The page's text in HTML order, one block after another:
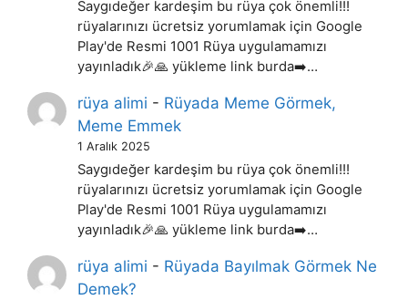
Saygıdeğer kardeşim bu rüya çok önemli!!!
rüyalarınızı ücretsiz yorumlamak için Google
Play'de Resmi 1001 Rüya uygulamamızı
yayınladık🎉🙏 yükleme link burda➡️…
rüya alimi - Rüyada Meme Görmek,
Meme Emmek
1 Aralık 2025
Saygıdeğer kardeşim bu rüya çok önemli!!!
rüyalarınızı ücretsiz yorumlamak için Google
Play'de Resmi 1001 Rüya uygulamamızı
yayınladık🎉🙏 yükleme link burda➡️…
rüya alimi - Rüyada Bayılmak Görmek Ne
Demek?